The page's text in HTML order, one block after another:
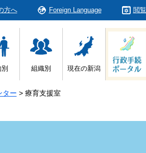
方へ Foreign Language 閲
組織別 現在の新潟
ター > 療育支援室